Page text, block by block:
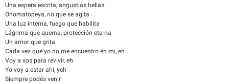
Una espera escrita, angustias bellas
Onomatopeya, río que se agita
Una luz interna, fuego que habilita
Lágrima que quema, protección eterna
Un amor que grita
Cada vez que yo no me encuentro en mí, eh
Voy a vos para revivir, eh
Yo voy a estar ahí, yeh
Siempre podés venir